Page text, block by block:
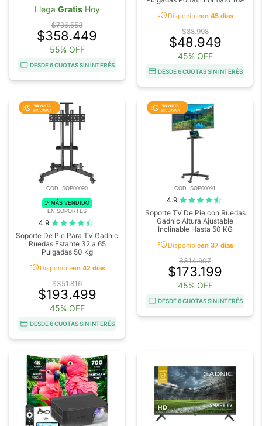
Llega GratisHoy
$796.553
$358.449
55% OFF
DESDE 6 CUOTAS SIN INTERÉS
acuteDisponibleen 45 días
$88.998
$48.949
45% OFF
DESDE 6 CUOTAS SIN INTERÉS
COD. SOP00090
1º MÁS VENDIDO
EN SOPORTES
4.9
Soporte De Pie Para TV Gadnic
Ruedas Estante 32 a 65
Pulgadas 50 Kg
acuteDisponibleen 42 días
$351.816
$193.499
45% OFF
DESDE 6 CUOTAS SIN INTERÉS
COD. SOP00091
4.9
Soporte TV De Pie con Ruedas
Gadnic Altura Ajustable
Inclinable Hasta 50 KG
acuteDisponibleen 37 días
$314.907
$173.199
45% OFF
DESDE 6 CUOTAS SIN INTERÉS